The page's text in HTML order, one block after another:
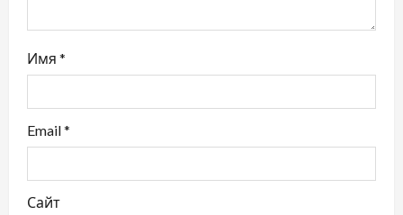
с
я
м
Имя *
Email*
Сайт